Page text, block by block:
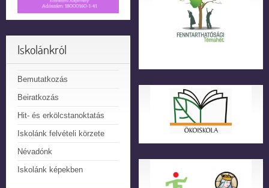
Iskolánkról
Bemutatkozás
Beiratkozás
Hit- és erkölcstanoktatás
Iskolánk felvételi körzete
Névadónk
Iskolánk képekben